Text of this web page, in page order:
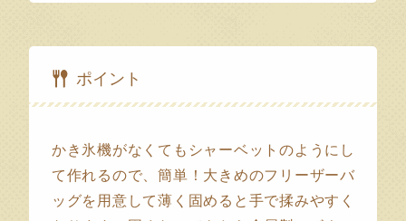
ポイント
かき氷機がなくてもシャーベットのようにし
て作れるので、簡単！大きめのフリーザーバ
ッグを用意して薄く固めると手で揉みやすく